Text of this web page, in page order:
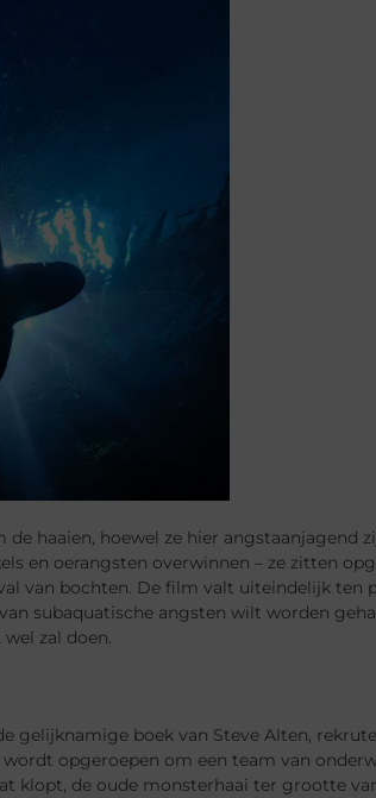
de haaien, hoewel ze hier angstaanjagend
en oerangsten overwinnen – ze zitten
van bochten. De film valt uiteindelijk ten
subaquatische angsten wilt worden
zal doen.
gelijknamige boek van Steve Alten,
opgeroepen om een ​​team van
klopt, de oude monsterhaai ter grootte